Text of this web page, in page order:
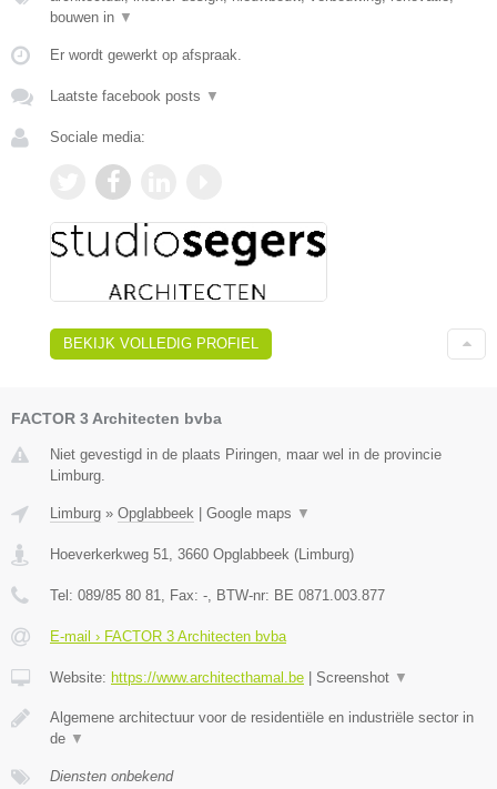
bouwen in ▼
Er wordt gewerkt op afspraak.
Laatste facebook posts ▼
Sociale media:
BEKIJK VOLLEDIG PROFIEL
FACTOR 3 Architecten bvba
Niet gevestigd in de plaats Piringen, maar wel in de provincie
Limburg.
Limburg » Opglabbeek Google maps ▼
Hoeverkerkweg 51, 3660 Opglabbeek (Limburg)
Tel: 089/85 80 81, Fax: -, BTW-nr: BE 0871.003.877
E-mail › FACTOR 3 Architecten bvba
Website: https://www.architecthamal.be Screenshot ▼
Algemene architectuur voor de residentiële en industriële sector in
de ▼
Diensten onbekend